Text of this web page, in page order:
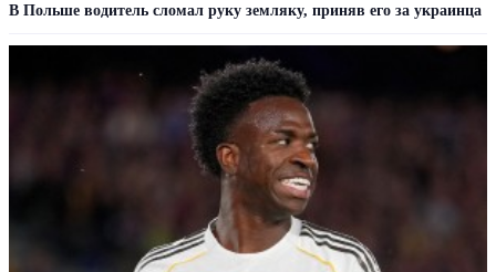
В Польше водитель сломал руку земляку, приняв его за украинца